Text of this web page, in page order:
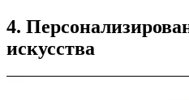
4.
искусства